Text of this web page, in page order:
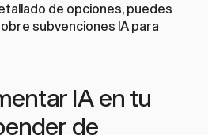
de opciones, puedes
subvenciones IA para
IA en tu
de